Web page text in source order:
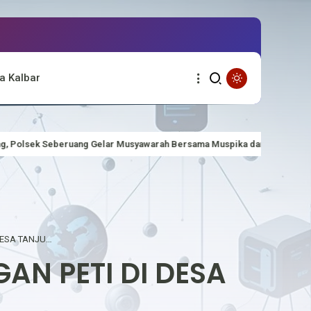
Kalbar
Bersama Muspika dan Pemerintah Desa MERIAHKAN HUT
POLSEK MENTEBAH SOSIALISASI LARANGAN PETI DI DESA TANJUNG INTAN
PETI DI DESA